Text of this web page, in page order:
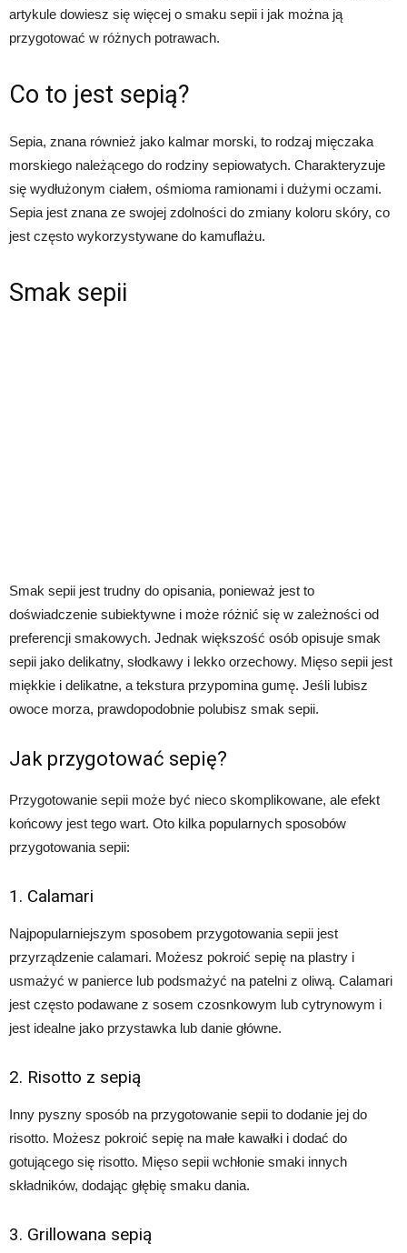
artykule dowiesz się więcej o smaku sepii i jak można ją
przygotować w różnych potrawach.
Co to jest sepią?
Sepia, znana również jako kalmar morski, to rodzaj mięczaka
morskiego należącego do rodziny sepiowatych. Charakteryzuje
się wydłużonym ciałem, ośmioma ramionami i dużymi oczami.
Sepia jest znana ze swojej zdolności do zmiany koloru skóry, co
jest często wykorzystywane do kamuflażu.
Smak sepii
Smak sepii jest trudny do opisania, ponieważ jest to
doświadczenie subiektywne i może różnić się w zależności od
preferencji smakowych. Jednak większość osób opisuje smak
sepii jako delikatny, słodkawy i lekko orzechowy. Mięso sepii jest
miękkie i delikatne, a tekstura przypomina gumę. Jeśli lubisz
owoce morza, prawdopodobnie polubisz smak sepii.
Jak przygotować sepię?
Przygotowanie sepii może być nieco skomplikowane, ale efekt
końcowy jest tego wart. Oto kilka popularnych sposobów
przygotowania sepii:
1. Calamari
Najpopularniejszym sposobem przygotowania sepii jest
przyrządzenie calamari. Możesz pokroić sepię na plastry i
usmażyć w panierce lub podsmażyć na patelni z oliwą. Calamari
jest często podawane z sosem czosnkowym lub cytrynowym i
jest idealne jako przystawka lub danie główne.
2. Risotto z sepią
Inny pyszny sposób na przygotowanie sepii to dodanie jej do
risotto. Możesz pokroić sepię na małe kawałki i dodać do
gotującego się risotto. Mięso sepii wchłonie smaki innych
składników, dodając głębię smaku dania.
3. Grillowana sepią